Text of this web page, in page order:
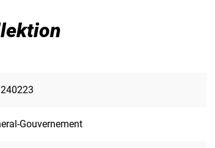
Gouvernement